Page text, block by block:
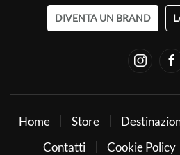
DIVENTA UN BRAND
Home Store
Contatti
Cookie Policy